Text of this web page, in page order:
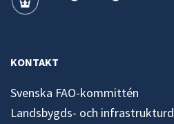
KONTAKT
Svenska FAO-kommittén
Landsbygds- och